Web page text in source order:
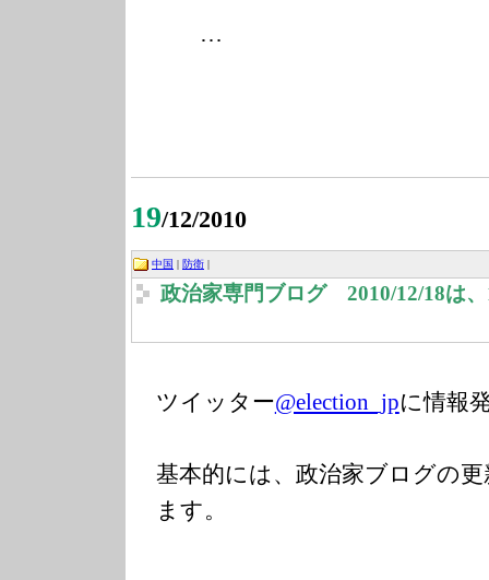
…
19/12/2010
中国 | 防衛 |
政治家専門ブログ 2010/12/18は
ツイッター@election_jpに情報
基本的には、政治家ブログの
ます。